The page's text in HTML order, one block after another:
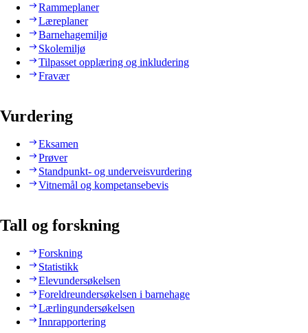
Rammeplaner
Læreplaner
Barnehagemiljø
Skolemiljø
Tilpasset opplæring og inkludering
Fravær
Vurdering
Eksamen
Prøver
Standpunkt- og underveisvurdering
Vitnemål og kompetansebevis
Tall og forskning
Forskning
Statistikk
Elevundersøkelsen
Foreldreundersøkelsen i barnehage
Lærlingundersøkelsen
Innrapportering